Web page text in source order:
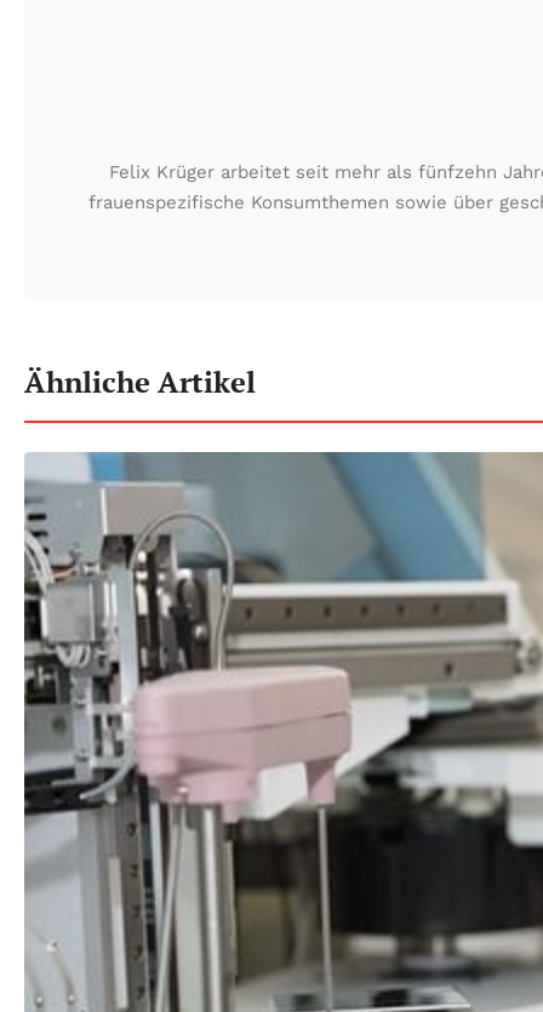
Felix Krüger arbeitet seit mehr als fünfzehn
frauenspezifische Konsumthemen sowie über
Ähnliche Artikel